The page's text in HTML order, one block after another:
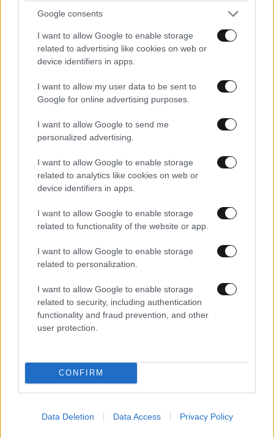
Google consents
I want to allow Google to enable storage
related to advertising like cookies on web or
device identifiers in apps.
I want to allow my user data to be sent to
Google for online advertising purposes.
I want to allow Google to send me
personalized advertising.
I want to allow Google to enable storage
related to analytics like cookies on web or
device identifiers in apps.
I want to allow Google to enable storage
related to functionality of the website or app.
I want to allow Google to enable storage
related to personalization.
I want to allow Google to enable storage
related to security, including authentication
functionality and fraud prevention, and other
user protection.
CONFIRM
Data Deletion Data Access Privacy Policy
6 ασκήσεις που σας κρατούν λειτουργικούς
μετά τα 60 – Δυνατό σώμα όχι για
γυμναστήριο, αλλά για την πραγματική ζωή
4 Ασκήσεις, 10 Λεπτά – Η ιδανική προπόνηση